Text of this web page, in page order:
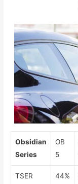
Obsidian
Series
OB
5
TSER 44%